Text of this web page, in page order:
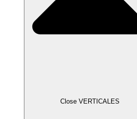
Close VERTICALES